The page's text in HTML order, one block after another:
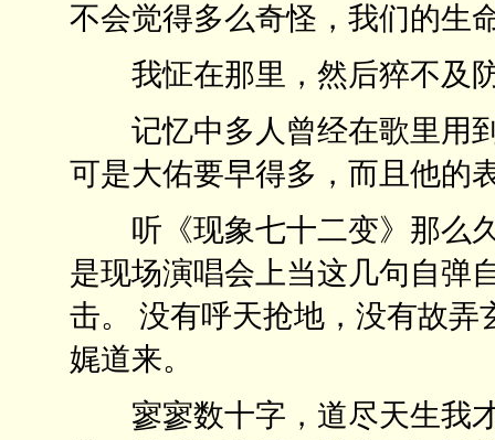
不会觉得多么奇怪，我们的生
我怔在那里，然后猝不及
记忆中多人曾经在歌里用到
可是大佑要早得多，而且他的
听《现象七十二变》那么久
是现场演唱会上当这几句自
击。 没有呼天抢地，没有故
娓道来。
寥寥数十字，道尽天生我才